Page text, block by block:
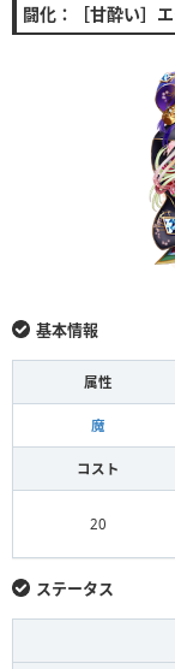
闘化：［甘酔い］
基本情報
属性
魔
コスト
20
ステータス